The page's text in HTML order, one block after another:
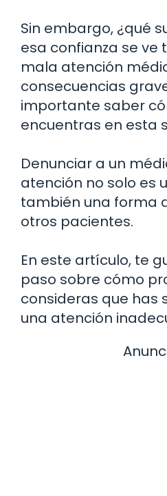
Sin embargo, ¿qué
esa confianza se ve
mala atención
consecuencias
importante saber
encuentras en esta
Denunciar a un
atención no solo es
también una forma
otros pacientes.
En este artículo, te
paso sobre cómo
consideras que has
una atención